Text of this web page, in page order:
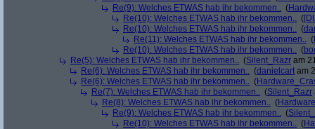
Re(9): Welches ETWAS hab ihr bekommen.. (
Re(10): Welches ETWAS hab ihr bekommen.. (
Re(10): Welches ETWAS hab ihr bekommen.. (
Re(11): Welches ETWAS hab ihr bekommen.. (
Re(10): Welches ETWAS hab ihr bekommen.. (
Re(5): Welches ETWAS hab ihr bekommen.. (Silent_Razr am
Re(6): Welches ETWAS hab ihr bekommen.. (danielcart am
Re(6): Welches ETWAS hab ihr bekommen.. (
Re(7): Welches ETWAS hab ihr bekommen.. (Silent_Razr
Re(8): Welches ETWAS hab ihr bekommen.. (
Re(9): Welches ETWAS hab ihr bekommen.. (
Re(10): Welches ETWAS hab ihr bekommen.. (